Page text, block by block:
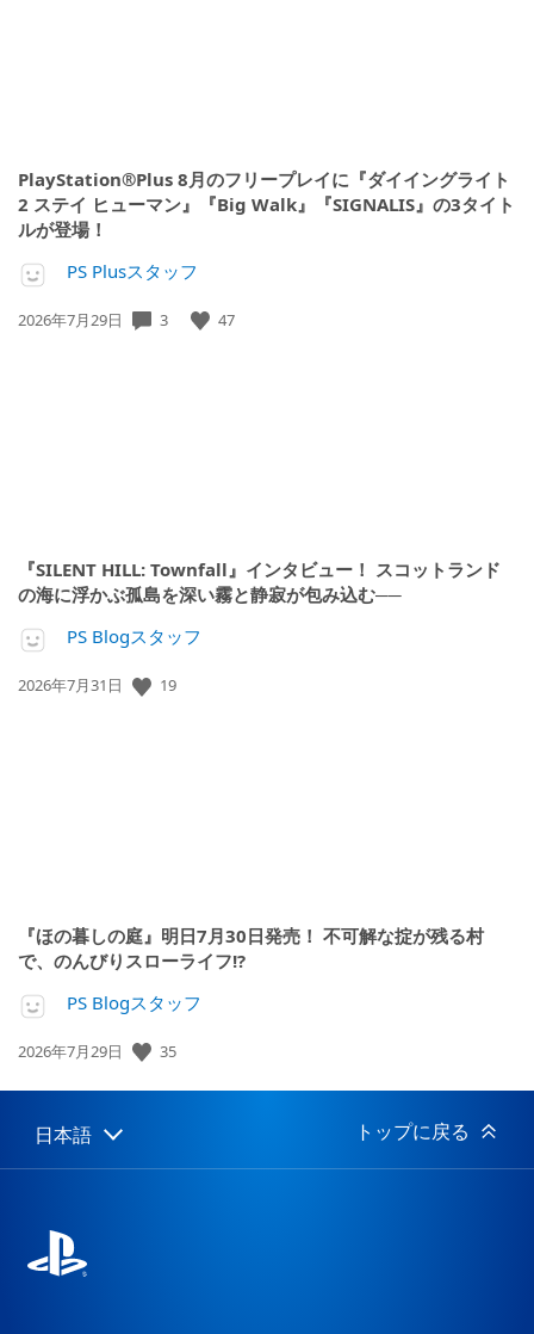
PlayStation®Plus 8月のフリープレイに『ダイイングライト
2 ステイ ヒューマン』『Big Walk』『SIGNALIS』の3タイト
ルが登場！
PS Plusスタッフ
公
2026年7月29日 3 47
『SILENT HILL: Townfall』インタビュー！ スコットランド
の海に浮かぶ孤島を深い霧と静寂が包み込む──
PS Blogスタッフ
公
2026年7月31日 19
『ほの暮しの庭』明日7月30日発売！ 不可解な掟が残る村
で、のんびりスローライフ!?
PS Blogスタッフ
公
日:
2026年7月29日 35
Select
a
Current
region:
日本語 トップに戻る